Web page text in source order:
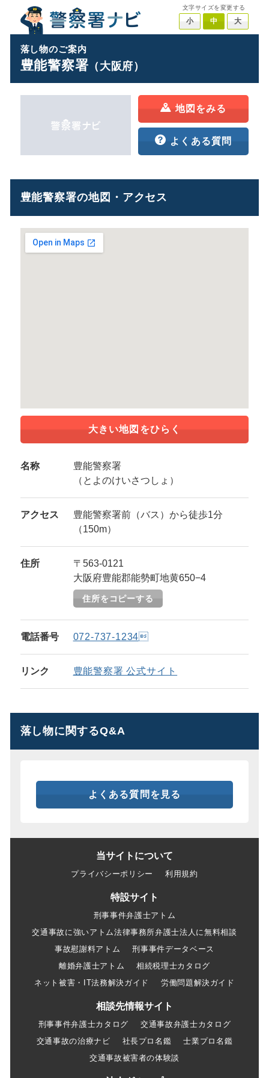
文字サイズを変更する
小 中 大
落し物のご案内
豊能警察署（大阪府）
地図をみる
よくある質問
豊能警察署の地図・アクセス
大きい地図をひらく
名称
豊能警察署
（とよのけいさつしょ）
アクセス
豊能警察署前（バス）から徒歩1分
（150m）
住所
〒563-0121
大阪府豊能郡能勢町地黄650−4
住所をコピーする
電話番号 072-737-1234
リンク 豊能警察署 公式サイト
落し物に関するQ&A
よくある質問を見る
当サイトについて
プライバシーポリシー 利用規約
特設サイト
刑事事件弁護士アトム
交通事故に強いアトム法律事務所弁護士法人に無料相談
事故慰謝料アトム
刑事事件データベース
離婚弁護士アトム
相続税理士カタログ
ネット被害・IT法務解決ガイド
労働問題解決ガイド
相談先情報サイト
刑事事件弁護士カタログ
交通事故弁護士カタログ
交通事故の治療ナビ
社長プロ名鑑
士業プロ名鑑
交通事故被害者の体験談